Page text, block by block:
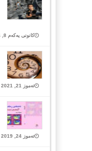
کانونی یەکەم 8, 2024 Closed
تەموز 21, 2021 Closed
تەموز 24, 2019 Closed